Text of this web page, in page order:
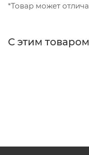
*Товар может
С этим